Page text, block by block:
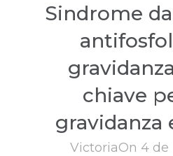
Sindrome
chiave
gravidanza
VictoriaOn 4 de